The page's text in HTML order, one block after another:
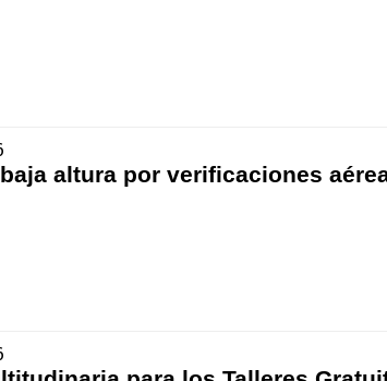
altura por verificaciones